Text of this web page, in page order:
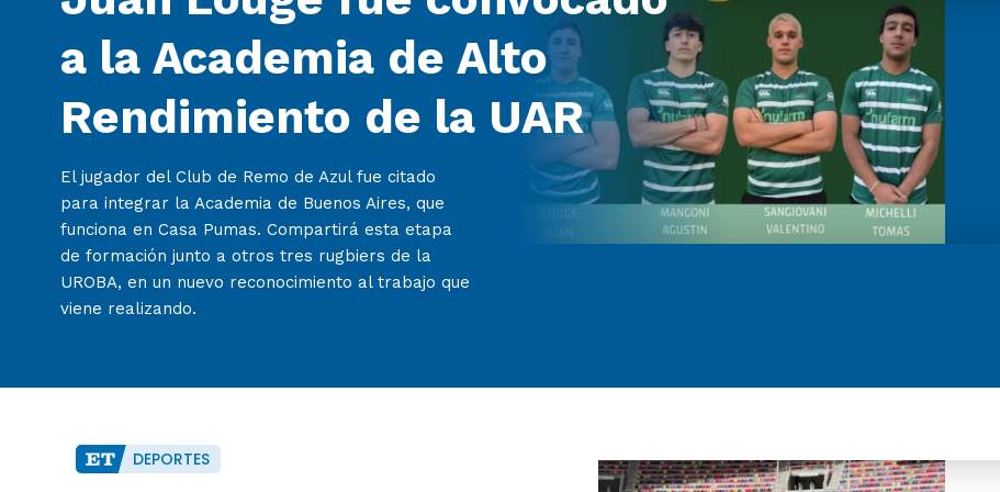
a la Academia de Alto
Rendimiento de la UAR
El jugador del Club de Remo de Azul fue citado
para integrar la Academia de Buenos Aires, que
funciona en Casa Pumas. Compartirá esta etapa
de formación junto a otros tres rugbiers de la
UROBA, en un nuevo reconocimiento al trabajo que
viene realizando.
DEPORTES